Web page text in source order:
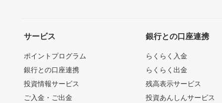
サービス
ポイントプログラム
銀行との口座連携
投資情報サービス
ご入金・ご出金
銀行との口座連携
らくらく入金
らくらく出金
残高表示サービス
投資あんしんサービス